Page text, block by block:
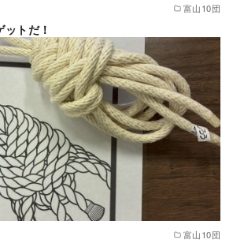
富山10団
トだ！
富山10団